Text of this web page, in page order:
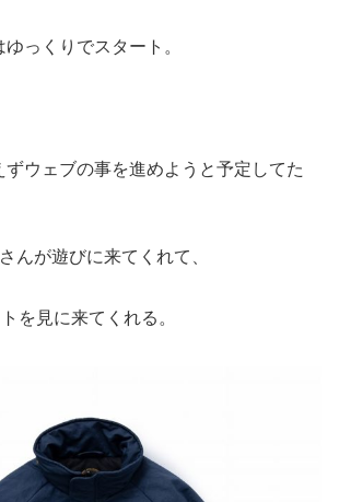
っくりでスタート。
ずウェブの事を進めようと予定してた
んが遊びに来てくれて、
を見に来てくれる。